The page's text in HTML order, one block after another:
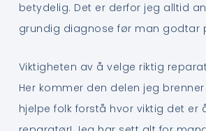
betydelig. Det er derfor jeg alltid
grundig diagnose før man godtar
Viktigheten av å velge riktig
Her kommer den delen jeg
hjelpe folk forstå hvor viktig det er